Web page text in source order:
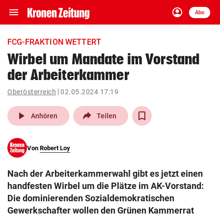
menu Navigation
ein-/ausklappen
account_circle
Anmelden
Abo
close Schließen
account_circle Anmelden
pin_drop
Wien arrow_right
search
eingeben
FCG-FRAKTION WETTERT
Wirbel um Mandate im Vorstand
der Arbeiterkammer
Oberösterreich 02.05.2024 17:19
play_arrow Anhören Teilen
Von Robert Loy
Nach der Arbeiterkammerwahl gibt es jetzt einen
handfesten Wirbel um die Plätze im AK-Vorstand:
Die dominierenden Sozialdemokratischen
Gewerkschafter wollen den Grünen Kammerrat